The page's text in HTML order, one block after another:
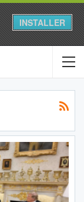
INSTALLER